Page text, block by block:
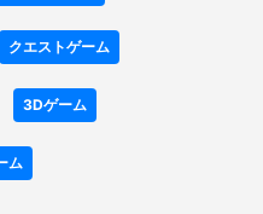
クエストゲーム
3Dゲーム
ム